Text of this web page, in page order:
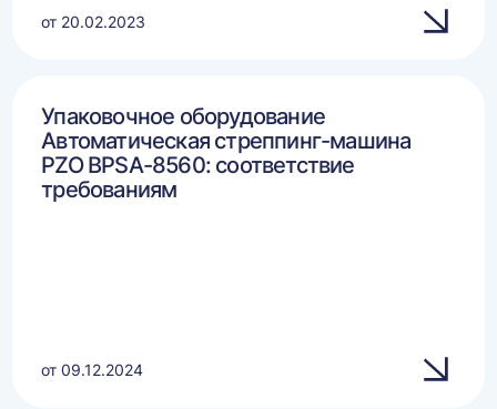
от 20.02.2023
Упаковочное оборудование
Автоматическая стреппинг-машина
PZO BPSA-8560: соответствие
требованиям
от 09.12.2024